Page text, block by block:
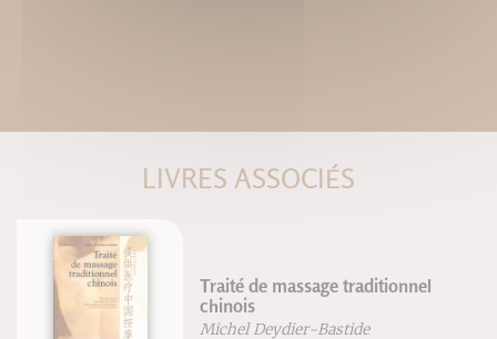
LIVRES ASSOCIÉS
Traité de massage traditionnel
chinois
Michel Deydier-Bastide